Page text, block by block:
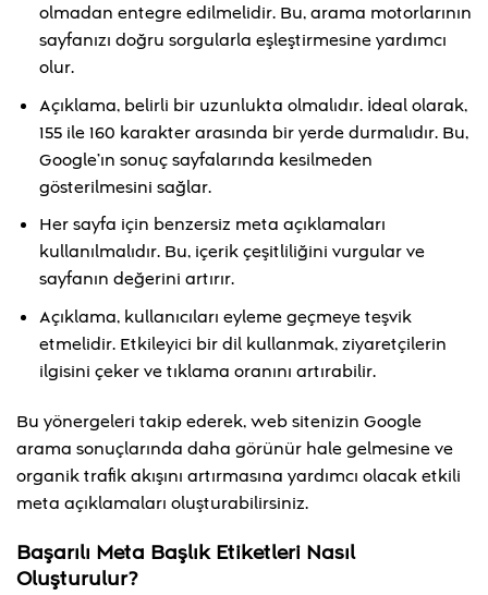
olmadan entegre edilmelidir. Bu, arama motorlarının
sayfanızı doğru sorgularla eşleştirmesine yardımcı
olur.
Açıklama, belirli bir uzunlukta olmalıdır. İdeal olarak,
155 ile 160 karakter arasında bir yerde durmalıdır. Bu,
Google’ın sonuç sayfalarında kesilmeden
gösterilmesini sağlar.
Her sayfa için benzersiz meta açıklamaları
kullanılmalıdır. Bu, içerik çeşitliliğini vurgular ve
sayfanın değerini artırır.
Açıklama, kullanıcıları eyleme geçmeye teşvik
etmelidir. Etkileyici bir dil kullanmak, ziyaretçilerin
ilgisini çeker ve tıklama oranını artırabilir.
Bu yönergeleri takip ederek, web sitenizin Google
arama sonuçlarında daha görünür hale gelmesine ve
organik trafik akışını artırmasına yardımcı olacak etkili
meta açıklamaları oluşturabilirsiniz.
Başarılı Meta Başlık Etiketleri Nasıl
Oluşturulur?